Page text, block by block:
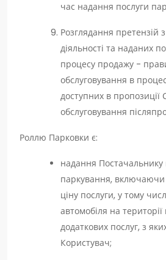
час надання послуги
Розглядання претензій
діяльності та наданих
процесу продажу -
обслуговування в
доступних в пропозиції
обслуговування
Роллю Парковки є:
надання Постачальнику
паркування,
ціну послуги, у тому
автомобіля на
додаткових послуг, з
Користувач;